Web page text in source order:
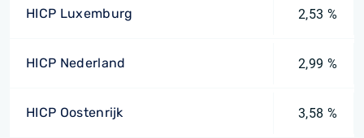
HICP Luxemburg 2,53 %
HICP Nederland 2,99 %
HICP Oostenrijk 3,58 %